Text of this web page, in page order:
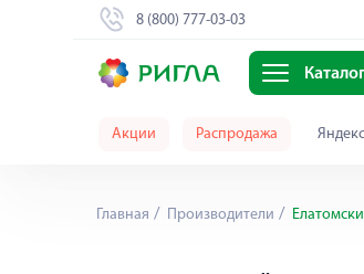
8 (800) 777-03-03
Каталог
Акции Распродажа
Главная Производители